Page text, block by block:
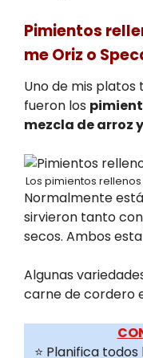
Pimientos
me Oriz o
Uno de mis
fueron los
mezcla de arroz
Los pimientos
Normalmente
sirvieron tanto
secos. Ambos
Algunas
carne de cordero
⭐ Planifica